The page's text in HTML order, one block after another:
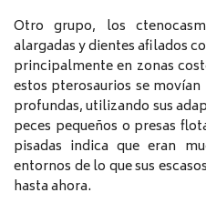
Otro grupo, los
alargadas y dientes afilados
principalmente en zonas
estos pterosaurios se
profundas, utilizando sus
peces pequeños o presas
pisadas indica que eran
entornos de lo que sus
hasta ahora.